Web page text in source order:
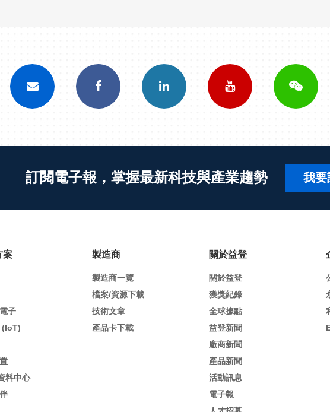
訂閱電子報，掌握最新科技與產業趨勢 我要
案
子
(IoT)
料中心
製造商
製造商一覽
檔案/資源下載
技術文章
產品卡下載
關於益登
關於益登
獲獎紀錄
全球據點
益登新聞
廠商新聞
產品新聞
活動訊息
電子報